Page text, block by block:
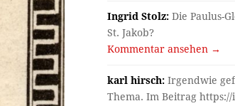
Ingrid Stolz: Die Paulus-
St. Jakob?
Kommentar ansehen →
karl hirsch: Irgendwie
Thema. Im Beitrag